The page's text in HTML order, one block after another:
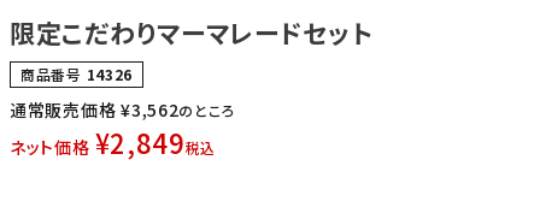
限定こだわりマーマレードセット
商品番号 14326
通常販売価格 ¥3,562のところ
ネット価格 ¥2,849税込